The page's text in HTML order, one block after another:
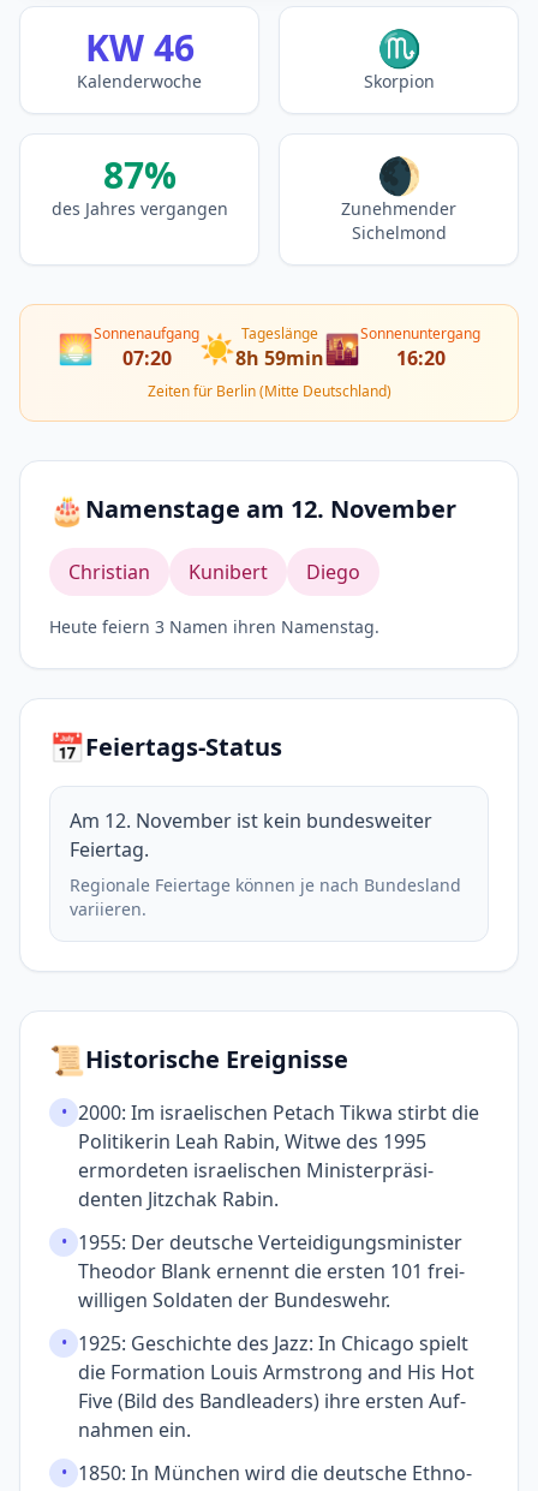
KW 46
Kalenderwoche
♏
Skorpion
87%
des Jahres vergangen
🌒
Zunehmender
Sichelmond
🌅Sonnenaufgang
07:20 ☀️ Tageslänge
8h 59min🌇Sonnenuntergang
16:20
Zeiten für Berlin (Mitte Deutschland)
🎂Namenstage am 12. November
Christian Kunibert Diego
Heute feiern 3 Namen ihren Namenstag.
📅Feiertags-Status
Am 12. November ist kein bundesweiter
Feiertag.
Regionale Feiertage können je nach Bundesland
variieren.
📜Historische Ereignisse
• 2000: Im israelischen Petach Tikwa stirbt die
Politikerin Leah Rabin, Witwe des 1995
ermor­deten isra­elischen Minister­präsi­
denten Jitzchak Rabin.
• 1955: Der deutsche Verteidigungsminister
Theodor Blank ernennt die ersten 101 frei­
willigen Soldaten der Bundeswehr.
• 1925: Geschichte des Jazz: In Chicago spielt
die Formation Louis Armstrong and His Hot
Five (Bild des Bandleaders) ihre ersten Auf­
nahmen ein.
• 1850: In München wird die deutsche Ethno­